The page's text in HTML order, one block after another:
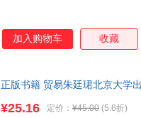
加入购物车 收藏
正版书籍 贸易朱廷珺北京大学
¥25.16 定价： ¥45.00 (5.6折)